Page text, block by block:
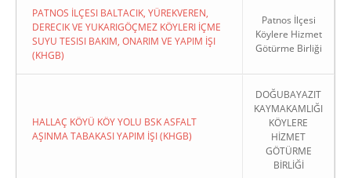
PATNOS İLÇESI BALTACIK, YÜREKVEREN,
DERECIK VE YUKARIGÖÇMEZ KÖYLERI İÇME
SUYU TESISI BAKIM, ONARIM VE YAPIM İŞI
(KHGB)
Patnos İlçesi
Köylere Hizmet
Götürme Birliği
HALLAÇ KÖYÜ KÖY YOLU BSK ASFALT
AŞINMA TABAKASI YAPIM İŞI (KHGB)
DOĞUBAYAZIT
KAYMAKAMLIĞI
KÖYLERE
HİZMET
GÖTÜRME
BİRLİĞİ